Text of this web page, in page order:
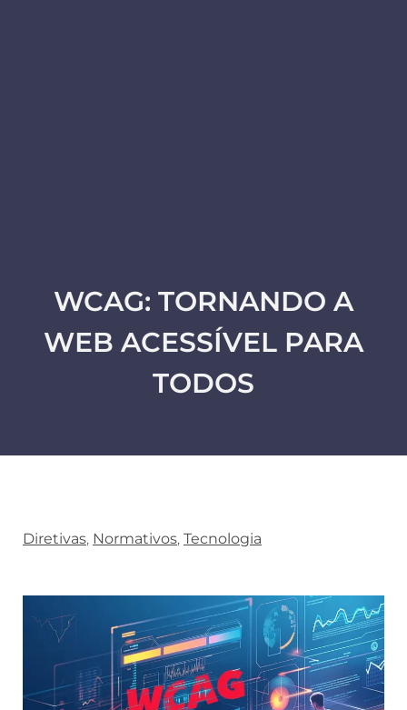
WCAG: TORNANDO A
WEB ACESSÍVEL PARA
TODOS
Diretivas, Normativos, Tecnologia